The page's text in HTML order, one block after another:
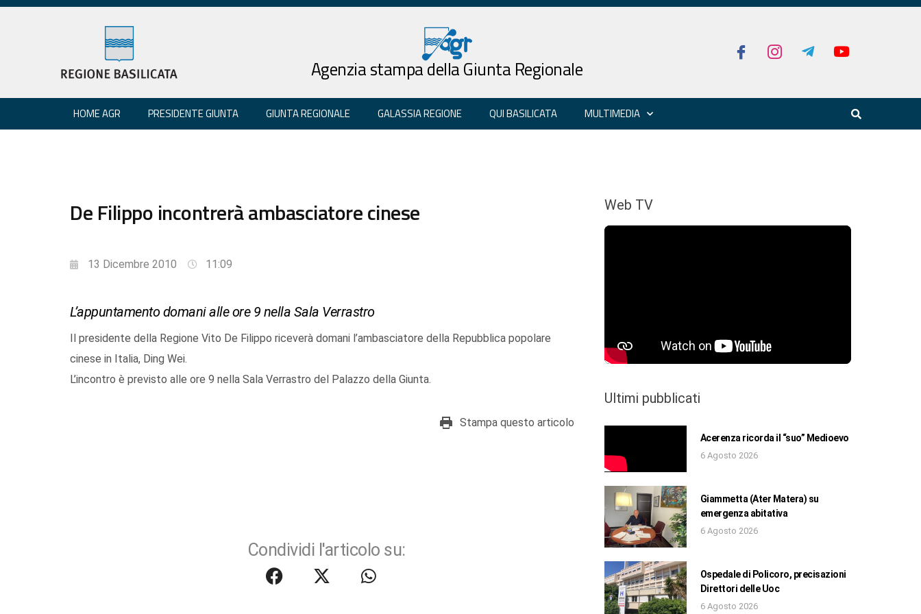
Agenzia stampa della Giunta Regionale
HOME AGR PRESIDENTE GIUNTA GIUNTA REGIONALE GALASSIA REGIONE QUI BASILICATA MULTIMEDIA
De Filippo incontrerà ambasciatore cinese
13 Dicembre 2010 11:09
L’appuntamento domani alle ore 9 nella Sala Verrastro
Il presidente della Regione Vito De Filippo riceverà domani l’ambasciatore della Repubblica popolare
cinese in Italia, Ding Wei.
L’incontro è previsto alle ore 9 nella Sala Verrastro del Palazzo della Giunta.
Stampa questo articolo
Condividi l'articolo su:
Web TV
Ultimi pubblicati
Acerenza ricorda il “suo” Medioevo
6 Agosto 2026
Giammetta (Ater Matera) su
emergenza abitativa
6 Agosto 2026
Ospedale di Policoro, precisazioni
Direttori delle Uoc
6 Agosto 2026